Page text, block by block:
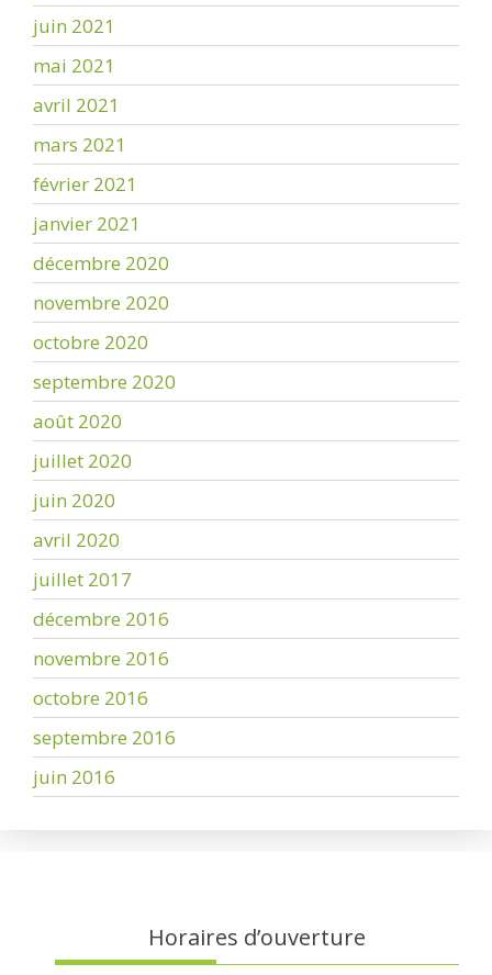
juin 2021
mai 2021
avril 2021
mars 2021
février 2021
janvier 2021
décembre 2020
novembre 2020
octobre 2020
septembre 2020
août 2020
juillet 2020
juin 2020
avril 2020
juillet 2017
décembre 2016
novembre 2016
octobre 2016
septembre 2016
juin 2016
Horaires d’ouverture